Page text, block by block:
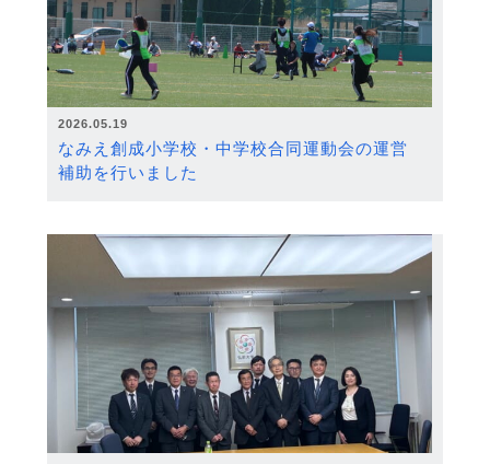
2026.05.19
なみえ創成小学校・中学校合同運動会の運営
補助を行いました